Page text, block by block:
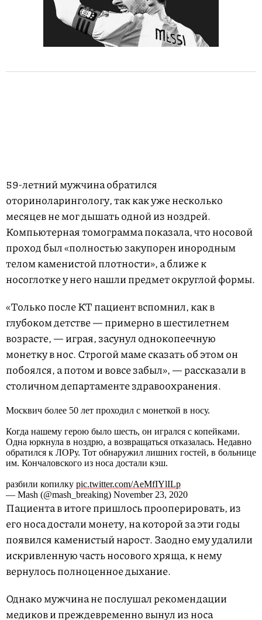
59-летний мужчина обратился
оториноларингологу, так как уже несколько
месяцев не мог дышать одной из ноздрей.
Компьютерная томограмма показала, что носовой
проход был «полностью закупорен инородным
телом каменистой плотности», а ближе к
носоглотке у него нашли предмет округлой формы.
«Только после КТ пациент вспомнил, как в
глубоком детстве — примерно в шестилетнем
возрасте, — играя, засунул однокопеечную
монетку в нос. Строгой маме сказать об этом он
побоялся, а потом и вовсе забыл», — рассказали в
столичном департаменте здравоохранения.
Москвич более 50 лет проходил с монеткой в носу.
Когда нашему герою было шесть, он игрался с копейками.
Одна юркнула в ноздрю, а возвращаться отказалась. Недавно
обратился к ЛОРу. Тот обнаружил лишних гостей, в больнице
им. Кончаловского из носа достали кэш.
разбили копилку pic.twitter.com/AeMfIYlILp
— Mash (@mash_breaking) November 23, 2020
Пациента в итоге пришлось прооперировать, из
его носа достали монету, на которой за эти годы
появился каменистый нарост. Заодно ему удалили
искривленную часть носового хряща, к нему
вернулось полноценное дыхание.
Однако мужчина не послушал рекомендации
медиков и преждевременно вынул из носа